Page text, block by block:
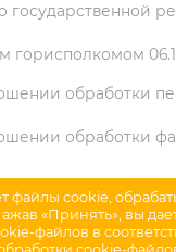
государственной
обработки
обработки
файлы cookie,
«Принять», вы
файлов в